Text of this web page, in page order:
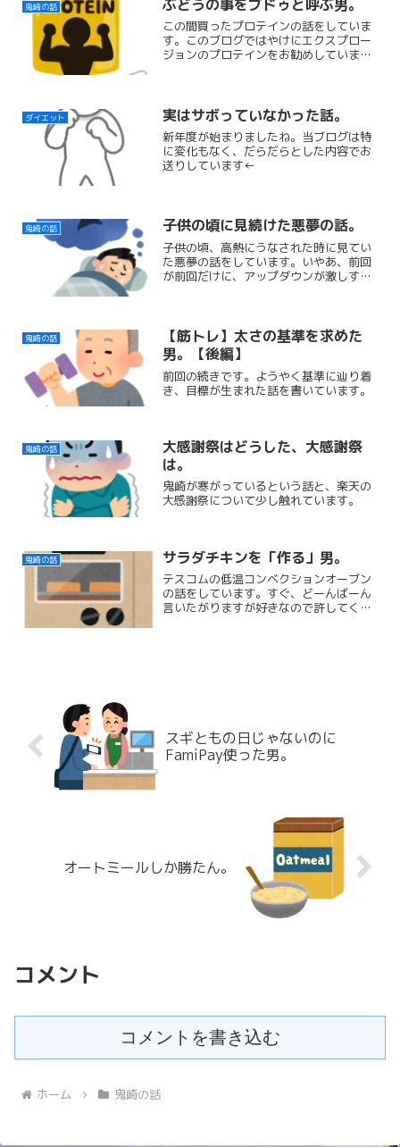
鬼崎の話 ぶどうの事をブドゥと呼ぶ男。
この間買ったプロテインの話をしていま
す。このブログではやけにエクスプロー
ジョンのプロテインをお勧めしています
ダイエット 実はサボっていなかった話。
新年度が始まりましたね。当ブログは特
に変化もなく、だらだらとした内容でお
送りしています←
鬼崎の話 子供の頃に見続けた悪夢の話。
子供の頃、高熱にうなされた時に見てい
た悪夢の話をしています。いやあ、前回
が前回だけに、アップダウンが激しすぎ
鬼崎の話
【筋トレ】太さの基準を求めた
男。【後編】
前回の続きです。ようやく基準に辿り着
き、目標が生まれた話を書いています。
鬼崎の話
大感謝祭はどうした、大感謝祭
は。
鬼崎が寒がっているという話と、楽天の
大感謝祭について少し触れています。
鬼崎の話 サラダチキンを「作る」男。
テスコムの低温コンベクションオーブン
の話をしています。すぐ、どーんばーん
言いたがりますが好きなので許してくだ
スギともの日じゃないのに
FamiPay使った男。
オートミールしか勝たん。
コメント
コメントを書き込む
ホーム 鬼崎の話